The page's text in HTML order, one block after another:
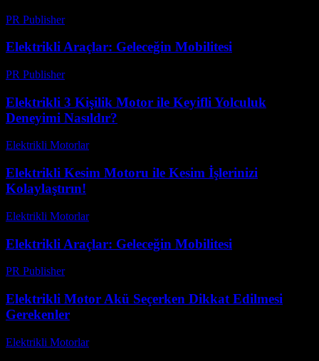
PR Publisher-
Elektrikli Araçlar: Geleceğin Mobilitesi
PR Publisher-
Elektrikli 3 Kişilik Motor ile Keyifli Yolculuk
Deneyimi Nasıldır?
Elektrikli Motorlar-
Elektrikli Kesim Motoru ile Kesim İşlerinizi
Kolaylaştırın!
Elektrikli Motorlar-
Elektrikli Araçlar: Geleceğin Mobilitesi
PR Publisher-
Elektrikli Motor Akü Seçerken Dikkat Edilmesi
Gerekenler
Elektrikli Motorlar-